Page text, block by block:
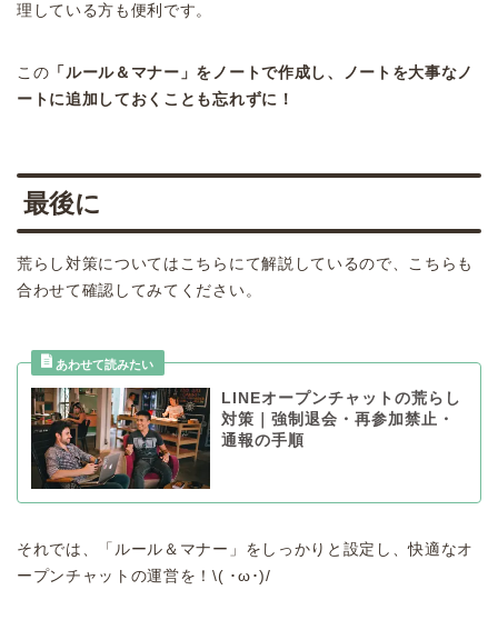
理している方も便利です。
この 「ルール＆マナー」をノートで作成し、ノートを大事なノ
ートに追加しておくことも忘れずに！
最後に
荒らし対策についてはこちらにて解説しているので、こちらも
合わせて確認してみてください。
LINEオープンチャットの荒らし
対策｜強制退会・再参加禁止・
通報の手順
それでは、「ルール＆マナー」をしっかりと設定し、快適なオ
ープンチャットの運営を！\( ･ω･)/